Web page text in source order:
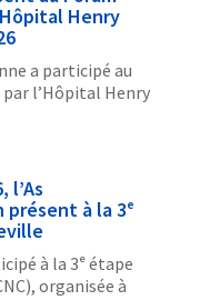
Henry
a participé au
l’Hôpital Henry
l’As
à la 3ᵉ
à la 3ᵉ étape
organisée à